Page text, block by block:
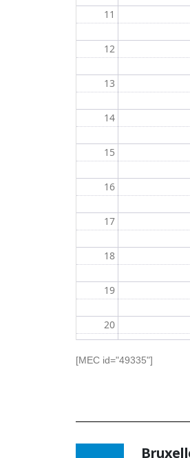
11
12
13
14
15
16
17
18
19
20
21
[MEC id="49335"]